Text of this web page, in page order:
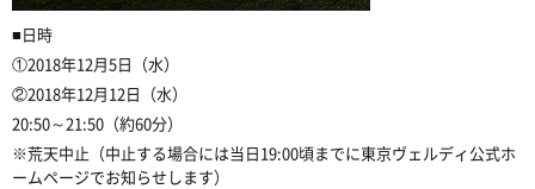
■日時
①2018年12月5日（水）
②2018年12月12日（水）
20:50～21:50（約60分）
※荒天中止（中止する場合には当日19:00頃までに東京ヴェルディ公式ホ
ームページでお知らせします）